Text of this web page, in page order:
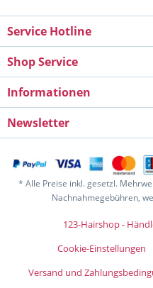
Service Hotline
Shop Service
Informationen
Newsletter
* Alle Preise inkl. gesetzl.
Nachnahmegebühren,
123-Hairshop -
Cookie-Einstellungen
Versand und